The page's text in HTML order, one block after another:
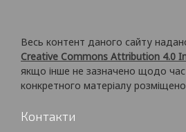
Весь контент даного сайту
Creative Commons Attribution 4.0
якщо інше не зазначено щодо
конкретного матеріалу
Контакти